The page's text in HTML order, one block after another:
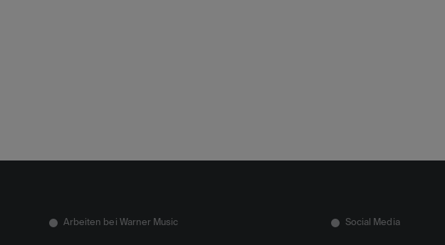
Arbeiten bei Warner Music Social Media